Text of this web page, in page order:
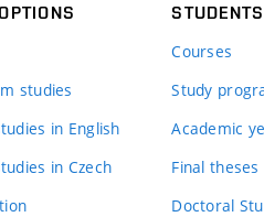
studies
in English
in Czech
STUDENTS
Courses
Study
Academic
Final theses
Doctoral